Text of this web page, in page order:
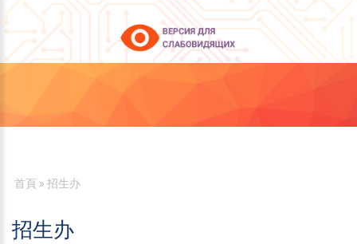
您在這裡
首頁 » 招生办
招生办